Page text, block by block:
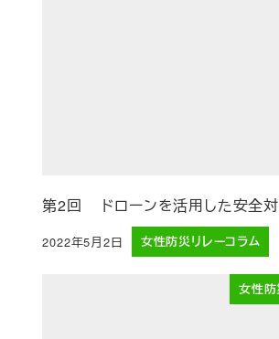
第2回 ドローンを活用した安全
投稿日
2022年5月2日 女性防災リレーコラム
女性防